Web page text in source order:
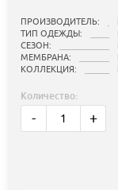
ПРОИЗВОДИТЕЛЬ:
ТИП ОДЕЖДЫ:
СЕЗОН:
МЕМБРАНА:
КОЛЛЕКЦИЯ:
Количество:
- +